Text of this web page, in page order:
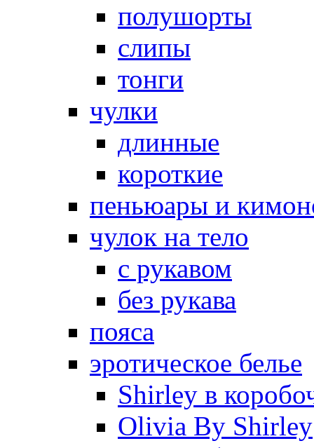
полушорты
слипы
тонги
чулки
длинные
короткие
пеньюары и
чулок на тело
с рукавом
без рукава
пояса
эротическое белье
Shirley в
Olivia By Shirley